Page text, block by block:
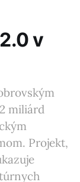
v
miliárd
Projekt,